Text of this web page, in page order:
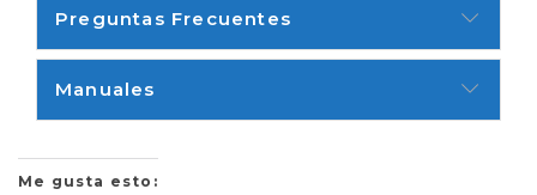
multiparámetro Sí
0 a 50 ° C (32 a 122 ° F)
Preguntas Frecuentes
Manuales
Me gusta esto: